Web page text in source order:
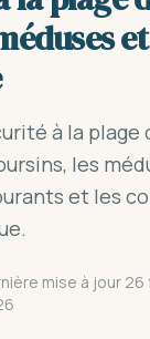
à la plage
les
et les
mise à jour 26